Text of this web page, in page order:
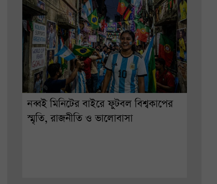
নব্বই মিনিটের বাইরে ফুটবল বিশ্বকাপের
স্মৃতি, রাজনীতি ও ভালোবাসা